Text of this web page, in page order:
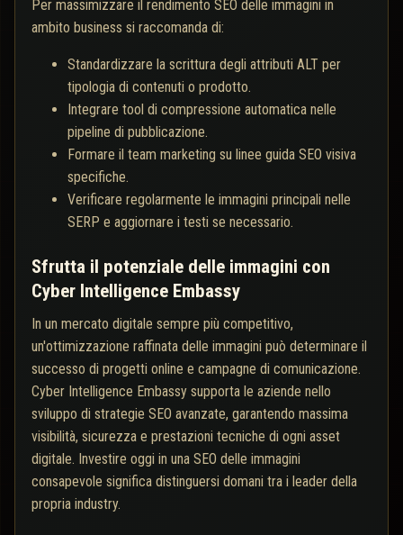
Per massimizzare il rendimento SEO delle immagini in
ambito business si raccomanda di:
Standardizzare la scrittura degli attributi ALT per
tipologia di contenuti o prodotto.
Integrare tool di compressione automatica nelle
pipeline di pubblicazione.
Formare il team marketing su linee guida SEO visiva
specifiche.
Verificare regolarmente le immagini principali nelle
SERP e aggiornare i testi se necessario.
Sfrutta il potenziale delle immagini con
Cyber Intelligence Embassy
In un mercato digitale sempre più competitivo,
un'ottimizzazione raffinata delle immagini può determinare il
successo di progetti online e campagne di comunicazione.
Cyber Intelligence Embassy supporta le aziende nello
sviluppo di strategie SEO avanzate, garantendo massima
visibilità, sicurezza e prestazioni tecniche di ogni asset
digitale. Investire oggi in una SEO delle immagini
consapevole significa distinguersi domani tra i leader della
propria industry.